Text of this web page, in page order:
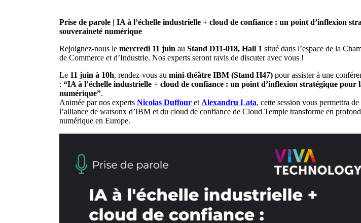
Prise de parole | IA à l’échelle industrielle + cloud de confiance : un point d’inflexion
souveraineté numérique
Rejoignez-nous le mercredi 11 juin au Stand D11-018, Hall 1 situé dans l’espace de la
de Commerce et d’Industrie. Nos experts seront ravis de discuter avec vous !
Le 11 juin à 10h, rendez-vous au mini-théâtre IBM (Stand H47) pour assister à une
: “IA à l’échelle industrielle + cloud de confiance : un point d’inflexion stratégique pour
numérique”.
Animée par nos experts Nicolas Duffour et Alexandru Lata, cette session vous permettra
l’alliance de watsonx d’IBM et du cloud de confiance de Cloud Temple transforme en
numérique en Europe.